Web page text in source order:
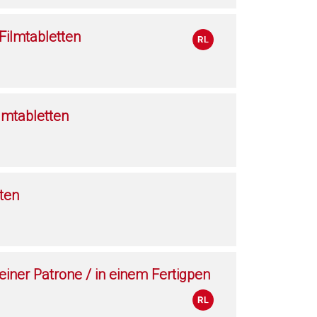
Patrone / in einem Fertigpen